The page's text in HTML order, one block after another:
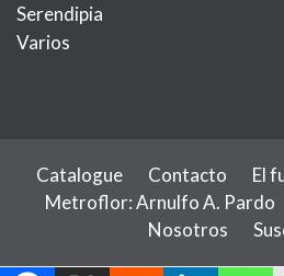
Serendipia
Varios
Catalogue Contacto
El
Metroflor: Arnulfo A. Pardo
Nosotros